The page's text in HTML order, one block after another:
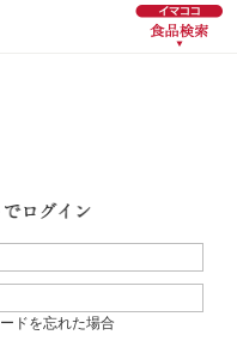
ドを忘れた場合